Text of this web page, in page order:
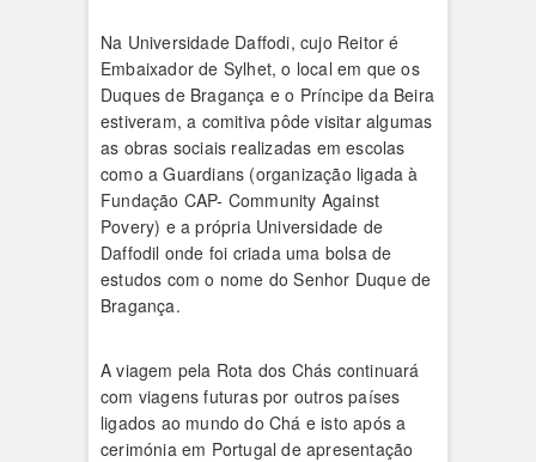
Na Universidade Daffodi, cujo Reitor é
Embaixador de Sylhet, o local em que os
Duques de Bragança e o Príncipe da Beira
estiveram, a comitiva pôde visitar algumas
as obras sociais realizadas em escolas
como a Guardians (organização ligada à
Fundação CAP- Community Against
Povery) e a própria Universidade de
Daffodil onde foi criada uma bolsa de
estudos com o nome do Senhor Duque de
Bragança.
A viagem pela Rota dos Chás continuará
com viagens futuras por outros países
ligados ao mundo do Chá e isto após a
cerimónia em Portugal de apresentação